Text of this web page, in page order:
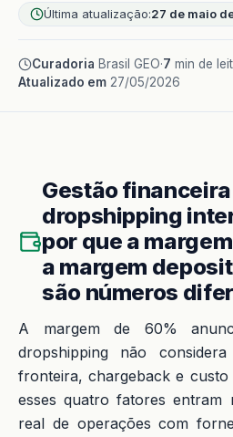
Última atualização:27 de maio
Curadoria Brasil GEO·7 min de
Atualizado em 27/05/2026
Gestão
dropshipping
por que a
a margem
são números
A margem de 60%
dropshipping não
fronteira, chargeback e custo
esses quatro fatores entram
real de operações com